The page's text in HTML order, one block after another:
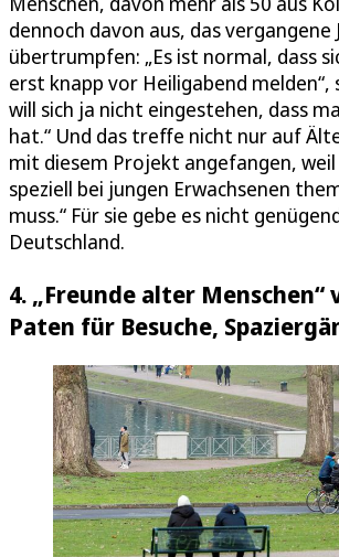
dennoch davon aus, das vergangene
übertrumpfen: „Es ist normal, dass
erst knapp vor Heiligabend melden“,
will sich ja nicht eingestehen, dass
hat.“ Und das treffe nicht nur auf
mit diesem Projekt angefangen,
speziell bei jungen Erwachsenen
muss.“ Für sie gebe es nicht
Deutschland.
4. „Freunde alter
Paten für Besuche,